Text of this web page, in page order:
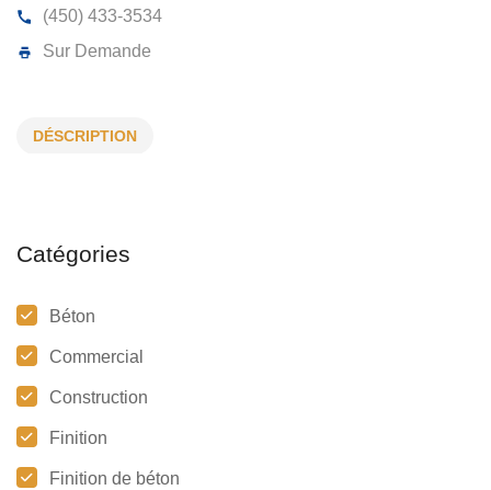
DÉSCRIPTION
Catégories
Béton
Commercial
Construction
Finition
Finition de béton